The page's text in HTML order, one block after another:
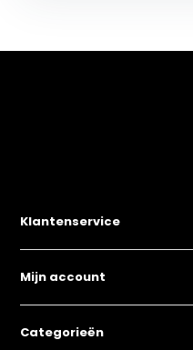
Klantenservice
Mijn account
Categorieën